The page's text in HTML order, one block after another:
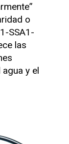
o
SSA1-
las
y el